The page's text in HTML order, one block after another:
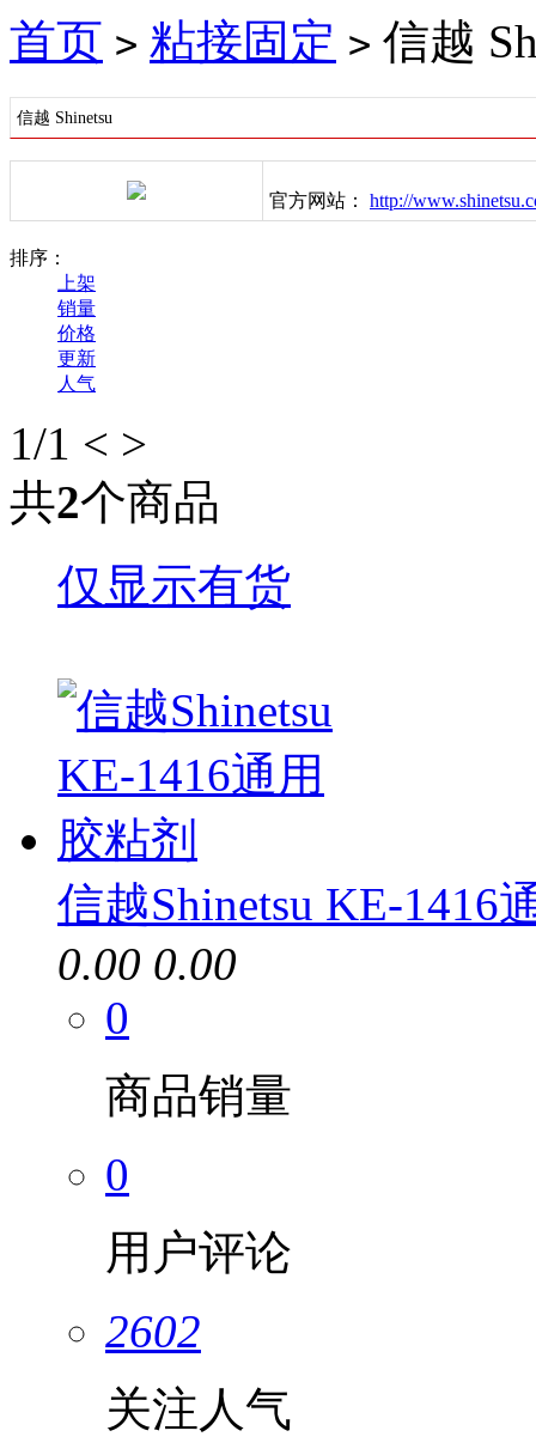
首页 > 粘接固定 > 信越
信越 Shinetsu
官方网站： http://
排序：
上架
销量
价格
更新
人气
1/1 < >
共2个商品
仅显示有货
信越Shinetsu KE-1416
0.00 0.00
0
商品销量
0
用户评论
2602
关注人气